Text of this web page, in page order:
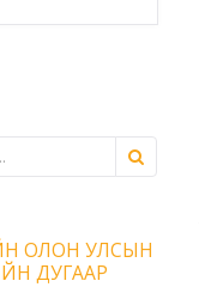
ОЛОН УЛСЫН
ДУГААР